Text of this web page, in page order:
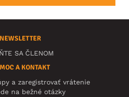
NEWSLETTER
SA ČLENOM
A KONTAKT
a zaregistrovať vrátenie
na bežné otázky